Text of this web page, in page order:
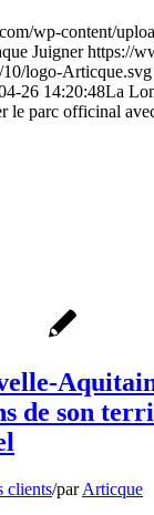
wp-content/
Juigner https://
10/logo-Articque.svg
26 14:20:48La
le parc officinal
de son
clients/parArticque